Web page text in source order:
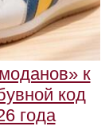
к
код
года